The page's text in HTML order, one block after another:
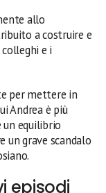
allo
a costruire e
e i
per mettere in
Andrea è più
equilibrio
un grave scandalo
episodi